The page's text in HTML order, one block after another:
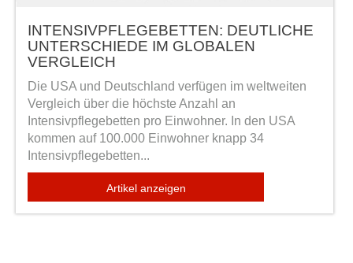
INTENSIVPFLEGEBETTEN: DEUTLICHE
UNTERSCHIEDE IM GLOBALEN
VERGLEICH
Die USA und Deutschland verfügen im weltweiten
Vergleich über die höchste Anzahl an
Intensivpflegebetten pro Einwohner. In den USA
kommen auf 100.000 Einwohner knapp 34
Intensivpflegebetten...
Artikel anzeigen